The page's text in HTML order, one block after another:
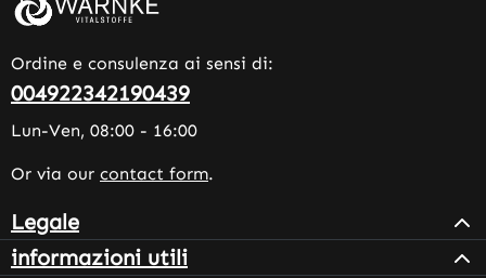
Ordine e consulenza ai sensi di:
004922342190439
Lun-Ven, 08:00 - 16:00
Or via our contact form.
Legale
informazioni utili